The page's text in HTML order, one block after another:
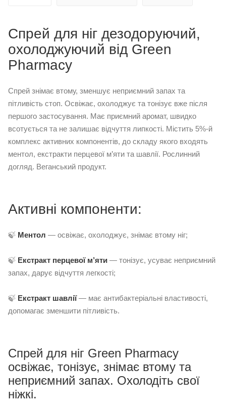
Спрей для ніг дезодоруючий,
охолоджуючий від Green
Рharmacy
Спрей знімає втому, зменшує неприємний запах та
пітливість стоп. Освіжає, охолоджує та тонізує вже після
першого застосування. Має приємний аромат, швидко
всотується та не залишає відчуття липкості. Містить 5%-й
комплекс активних компонентів, до складу якого входять
ментол, екстракти перцевої м’яти та шавлії. Рослинний
догляд. Веганський продукт.
Активні компоненти:
🍃 Ментол — освіжає, охолоджує, знімає втому ніг;
🍃 Екстракт перцевої м’яти — тонізує, усуває неприємний
запах, дарує відчуття легкості;
🍃 Екстракт шавлії— має антибактеріальні властивості,
допомагає зменшити пітливість.
Спрей для ніг Green Pharmacy
освіжає, тонізує, знімає втому та
неприємний запах. Охолодіть свої
ніжкі.